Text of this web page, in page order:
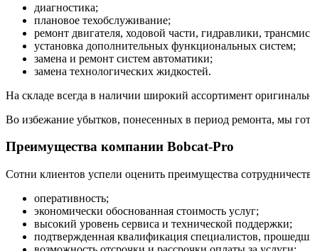
диагностика;
плановое техобслуживание;
ремонт двигателя, ходовой части, гидравлики,
установка дополнительных функциональных систем;
замена и ремонт систем автоматики;
замена технологических жидкостей.
На складе всегда в наличии широкий ассортимент
Во избежание убытков, понесенных в период ремонта, мы
Преимущества компании Bobcat-Pro
Сотни клиентов успели оценить преимущества
оперативность;
экономически обоснованная стоимость услуг;
высокий уровень сервиса и технической поддержки;
подтвержденная квалификация специалистов,